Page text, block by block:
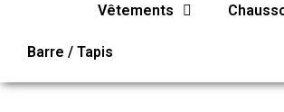
Vêtements
Barre / Tapis